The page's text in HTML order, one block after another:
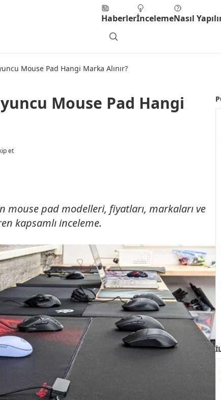
HaberlerİncelemeNasıl
Mouse Pad Hangi Marka Alınır?
Mouse Pad Hangi
et
mouse pad modelleri, fiyatları, markaları ve
kapsamlı inceleme.